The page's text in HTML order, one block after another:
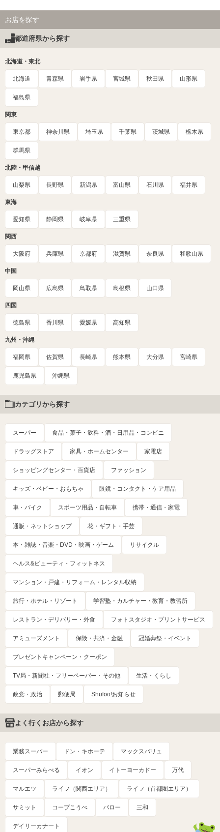
お店を探す
都道府県から探す
北海道・東北
北海道 青森県 岩手県 宮城県 秋田県 山形県
福島県
関東
東京都 神奈川県 埼玉県 千葉県 茨城県 栃木県
群馬県
北陸・甲信越
山梨県 長野県 新潟県 富山県 石川県 福井県
東海
愛知県 静岡県 岐阜県 三重県
関西
大阪府 兵庫県 京都府 滋賀県 奈良県 和歌山県
中国
岡山県 広島県 鳥取県 島根県 山口県
四国
徳島県 香川県 愛媛県 高知県
九州・沖縄
福岡県 佐賀県 長崎県 熊本県 大分県 宮崎県
鹿児島県 沖縄県
カテゴリから探す
スーパー 食品・菓子・飲料・酒・日用品・コンビニ
ドラッグストア 家具・ホームセンター 家電店
ショッピングセンター・百貨店 ファッション
キッズ・ベビー・おもちゃ 眼鏡・コンタクト・ケア用品
車・バイク スポーツ用品・自転車 携帯・通信・家電
通販・ネットショップ 花・ギフト・手芸
本・雑誌・音楽・DVD・映画・ゲーム リサイクル
ヘルス&ビューティ・フィットネス
マンション・戸建・リフォーム・レンタル収納
旅行・ホテル・リゾート 学習塾・カルチャー・教育・教習所
レストラン・デリバリー・外食 フォトスタジオ・プリントサービス
アミューズメント 保険・共済・金融 冠婚葬祭・イベント
プレゼントキャンペーン・クーポン
TV局・新聞社・フリーペーパー・その他 生活・くらし
政党・政治 郵便局 Shufoo!お知らせ
よく行くお店から探す
業務スーパー ドン・キホーテ マックスバリュ
スーパーみらべる イオン イトーヨーカドー 万代
マルエツ ライフ（関西エリア） ライフ（首都圏エリア）
サミット コープこうべ バロー 三和
デイリーカナート